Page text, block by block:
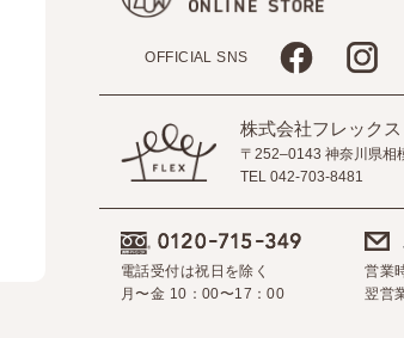
OFFICIAL SNS
株式会社フレックス
〒252–0143 神奈川県相
TEL 042-703-8481
電話受付は祝日を除く
月〜金 10：00〜17：00
営業
翌営